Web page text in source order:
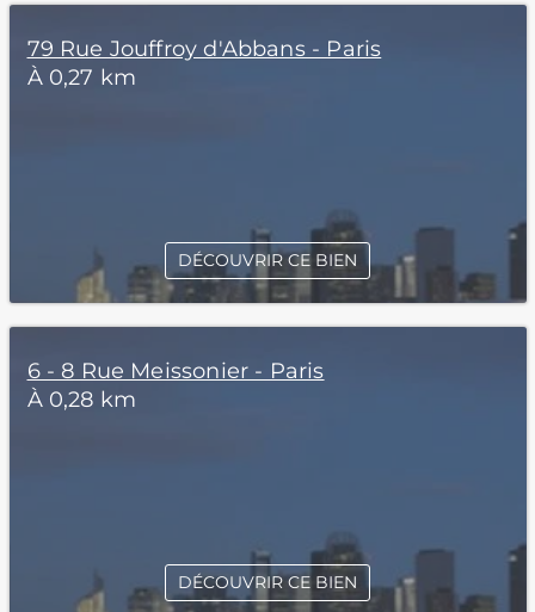
79 Rue Jouffroy d'Abbans - Paris
À 0,27 km
DÉCOUVRIR CE BIEN
6 - 8 Rue Meissonier - Paris
À 0,28 km
DÉCOUVRIR CE BIEN